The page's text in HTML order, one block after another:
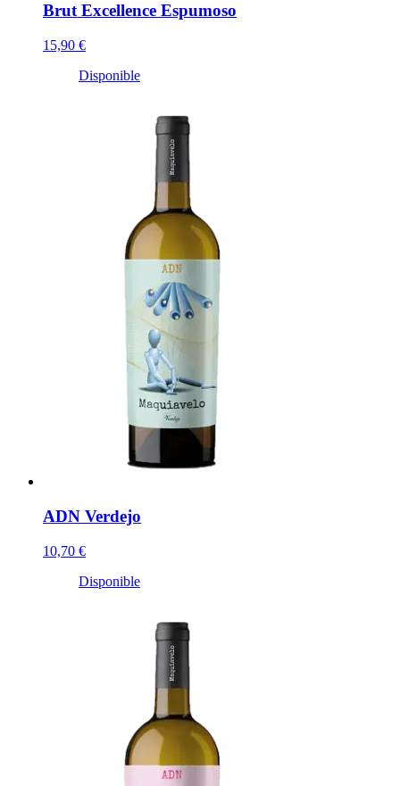
Brut Excellence Espumoso
15,90 €
Disponible
ADN Verdejo
10,70 €
Disponible